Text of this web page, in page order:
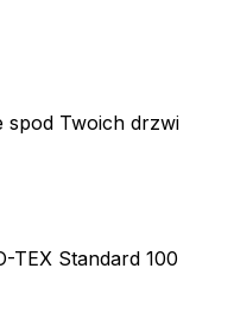
spod Twoich drzwi
TEX Standard 100